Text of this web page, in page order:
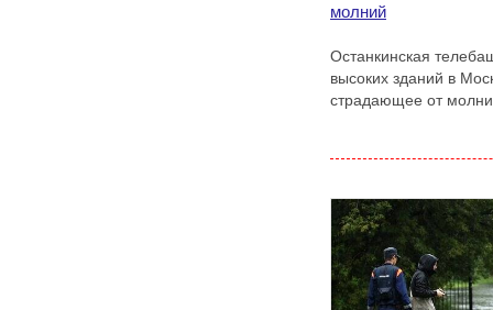
молний
Останкинская
высоких зданий в
страдающее от